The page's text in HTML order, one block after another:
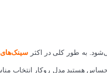
به طور کلی در اکثر
هستید مدل روکار انتخاب